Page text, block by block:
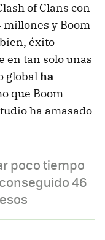
of Clans con
millones y Boom
éxito
en tan solo unas
globalha
que Boom
ha amasado
poco tiempo
46